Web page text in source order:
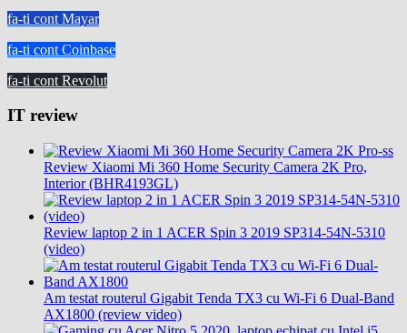
fa-ti cont Mayar
fa-ti cont Coinbase
fa-ti cont Revolut
IT review
Review Xiaomi Mi 360 Home Security Camera 2K Pro,
Interior (BHR4193GL)
Review laptop 2 in 1 ACER Spin 3 2019 SP314-54N-5310
(video)
Am testat routerul Gigabit Tenda TX3 cu Wi-Fi 6 Dual-Band
AX1800 (review video)